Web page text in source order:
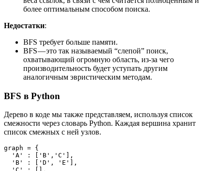
более оптимальным способом поиска.
Недостатки:
BFS требует больше памяти.
BFS — это так называемый “слепой” поиск,
охватывающий огромную область, из-за чего
производительность будет уступать другим
аналогичным эвристическим методам.
BFS в Python
Дерево в коде мы также представляем, используя список
смежности через словарь Python. Каждая вершина хранит
список смежных с ней узлов.
graph = {